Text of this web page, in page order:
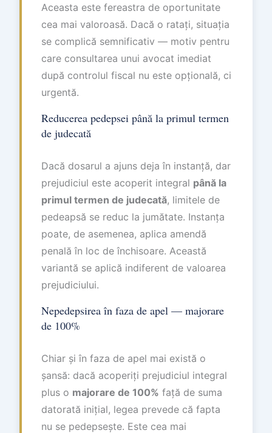
Aceasta este fereastra de oportunitate
cea mai valoroasă. Dacă o ratați, situația
se complică semnificativ — motiv pentru
care consultarea unui avocat imediat
după controlul fiscal nu este opțională, ci
urgentă.
Reducerea pedepsei până la primul termen
de judecată
Dacă dosarul a ajuns deja în instanță, dar
prejudiciul este acoperit integral până la
primul termen de judecată, limitele de
pedeapsă se reduc la jumătate. Instanța
poate, de asemenea, aplica amendă
penală în loc de închisoare. Această
variantă se aplică indiferent de valoarea
prejudiciului.
Nepedepsirea în faza de apel — majorare
de 100%
Chiar și în faza de apel mai există o
șansă: dacă acoperiți prejudiciul integral
plus o majorare de 100% față de suma
datorată inițial, legea prevede că fapta
nu se pedepsește. Este cea mai